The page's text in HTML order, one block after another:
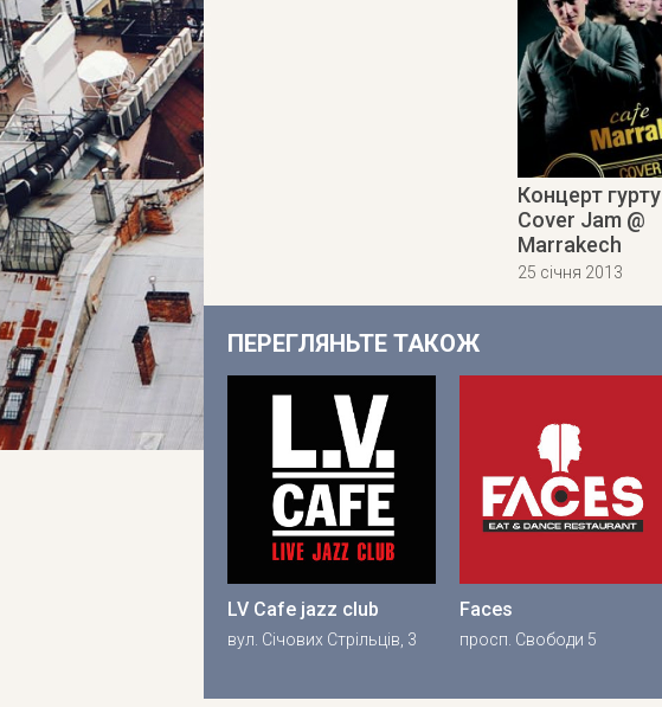
Концерт гурту
Cover Jam @
Marrakech
25 січня 2013
ПЕРЕГЛЯНЬТЕ ТАКОЖ
LV Cafe jazz club
вул. Січових Стрільців, 3
Faces
просп. Свободи 5